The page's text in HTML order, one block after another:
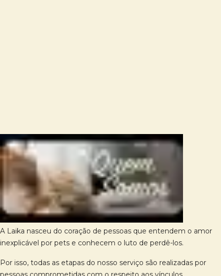
A Laika nasceu do coração de pessoas que entendem o amor
inexplicável por pets e conhecem o luto de perdê-los.
Por isso, todas as etapas do nosso serviço são realizadas por